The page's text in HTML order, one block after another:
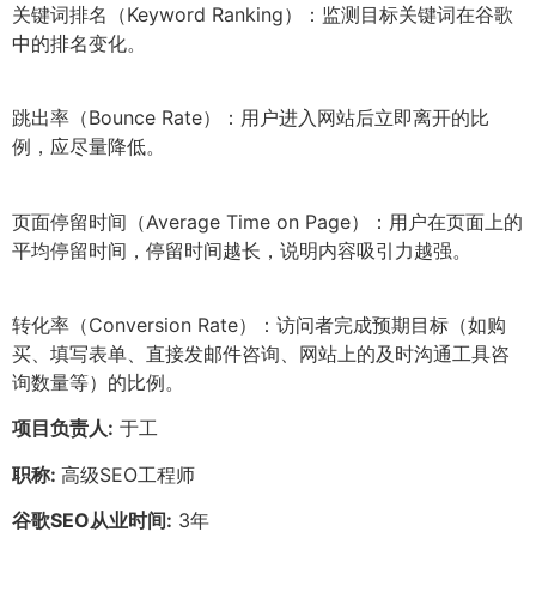
关键词排名（Keyword Ranking）：监测目标关键词在谷歌
中的排名变化。
跳出率（Bounce Rate）：用户进入网站后立即离开的比
例，应尽量降低。
页面停留时间（Average Time on Page）：用户在页面上的
平均停留时间，停留时间越长，说明内容吸引力越强。
转化率（Conversion Rate）：访问者完成预期目标（如购
买、填写表单、直接发邮件咨询、网站上的及时沟通工具咨
询数量等）的比例。
项目负责人: 于工
职称: 高级SEO工程师
谷歌SEO从业时间: 3年